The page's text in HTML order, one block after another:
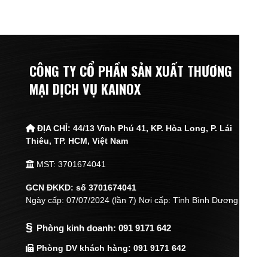
CÔNG TY CỔ PHẦN SẢN XUẤT THƯƠNG
MẠI DỊCH VỤ KAINOX
ĐỊA CHỈ:44/13 Vĩnh Phú 41, KP. Hòa Long, P. Lái
Thiêu,TP. HCM, Việt Nam
MST: 3701674041
GCN ĐKKD: số 3701674041
Ngày cấp: 07/07/2024 (lần 7) Nơi cấp: Tỉnh Bình Dương
§ Phòng kinh doanh: 091 9171 642
Phòng DV khách hàng: 091 9171 642